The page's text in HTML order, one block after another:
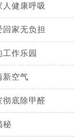
健康呼吸
家无负担
作乐园
新空气
彻底除甲醛
秘